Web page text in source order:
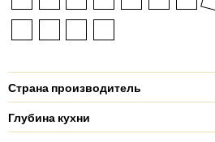
Страна производитель
Глубина кухни